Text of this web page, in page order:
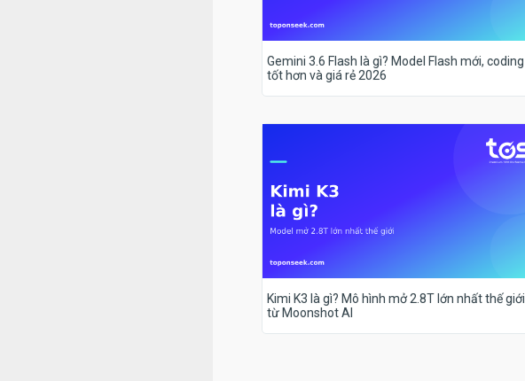
Gemini 3.6 Flash là gì? Model Flash mới, coding
tốt hơn và giá rẻ 2026
Kimi K3 là gì? Mô hình mở 2.8T lớn nhất thế giới
từ Moonshot AI